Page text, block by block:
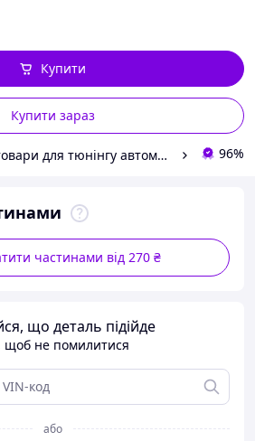
Купити зараз
Купити
Продавець СвітАвто (товари для тюнінгу автомобілів ВАЗ) 96%
частинами від 270 ₴
що деталь підійде
щоб не помилитися
або